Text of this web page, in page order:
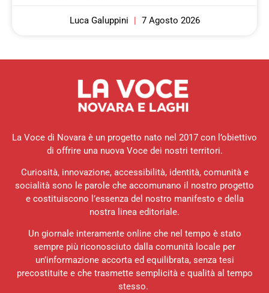
Luca Galuppini 7 Agosto 2026
La Voce di Novara è un progetto nato nel 2017 con l’obiettivo
di offrire una nuova Voce dei nostri territori.
Curiosità, innovazione, accessibilità, identità, comunità e
socialità sono le parole che accomunano il nostro progetto
e costituiscono l’essenza del nostro manifesto e della
nostra linea editoriale.
Un giornale interamente online che nel tempo è stato
sempre più riconosciuto dalla comunità locale per
un’informazione accorta ed equilibrata, senza tesi
precostituite e che trasmette semplicità e qualità al tempo
stesso.